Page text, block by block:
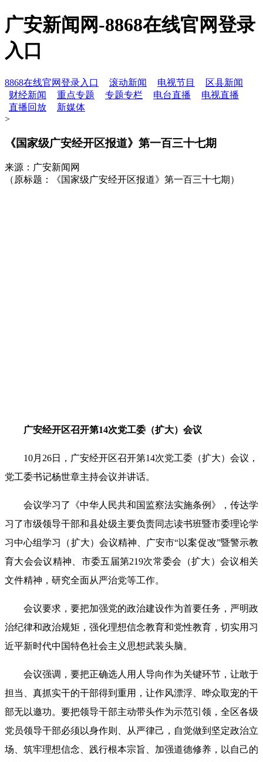
广安新闻网-8868在线官网登录
入口
8868在线官网登录入口 滚动新闻 电视节目
区县新闻
财经新闻
重点专题 专题专栏 电台直播
电视直播
直播回放
新媒体
>
《国家级广安经开区报道》第一百三十七期
来源：广安新闻网
（原标题：《国家级广安经开区报道》第一百三十七期）
广安经开区召开第14次党工委（扩大）会议
10月26日，广安经开区召开第14次党工委（扩大）会议，
党工委书记杨世章主持会议并讲话。
会议学习了《中华人民共和国监察法实施条例》，传达学
习了市级领导干部和县处级主要负责同志读书班暨市委理论学
习中心组学习（扩大）会议精神、广安市“以案促改”暨警示教
育大会会议精神、市委五届第219次常委会（扩大）会议相关
文件精神，研究全面从严治党等工作。
会议要求，要把加强党的政治建设作为首要任务，严明政
治纪律和政治规矩，强化理想信念教育和党性教育，切实用习
近平新时代中国特色社会主义思想武装头脑。
会议强调，要把正确选人用人导向作为关键环节，让敢于
担当、真抓实干的干部得到重用，让作风漂浮、哗众取宠的干
部无以邀功。要把领导干部主动带头作为示范引领，全区各级
党员领导干部必须以身作则、从严律己，自觉做到坚定政治立
场、筑牢理想信念、践行根本宗旨、加强道德修养，以自己的